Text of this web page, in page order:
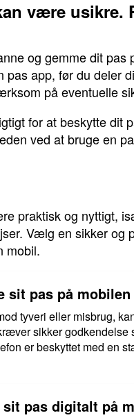
være usikre.
og gemme dit
app, før du deler
på eventuelle
for at beskytte dit
ved at bruge en
praktisk og nyttigt,
Vælg en sikker
mobil.
sit pas på
tyveri eller misbrug,
sikker
er beskyttet med en
pas digitalt på